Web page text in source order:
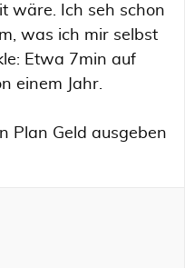
wäre. Ich seh schon
was ich mir selbst
Etwa 7min auf
einem Jahr.
Plan Geld ausgeben